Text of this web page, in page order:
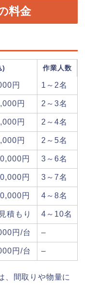
料金
) 作業人数
円 1～2名
円 2～3名
円 2～4名
円 2～5名
円 3～6名
円 3～7名
円 4～8名
積もり 4～10名
円/台 –
円/台 –
、間取りや物量に